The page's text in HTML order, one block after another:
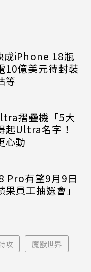
成iPhone 18瓶
10億美元待封裝
等
摺疊機「5大
起Ultra名字！
心動
Pro有望9月9日
員工抽選會」
攻 魔獸世界